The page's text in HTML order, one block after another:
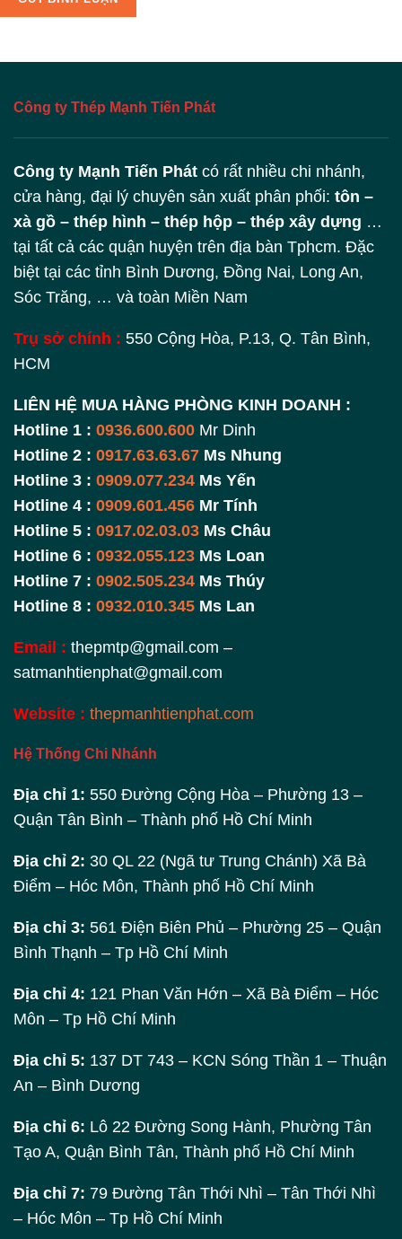
Công ty Thép Mạnh Tiến Phát
Công ty Mạnh Tiến Phát có rất nhiều chi nhánh,
cửa hàng, đại lý chuyên sản xuất phân phối: tôn –
xà gồ – thép hình – thép hộp – thép xây dựng …
tại tất cả các quận huyện trên địa bàn Tphcm. Đặc
biệt tại các tỉnh Bình Dương, Đồng Nai, Long An,
Sóc Trăng, … và toàn Miền Nam
Trụ sở chính : 550 Cộng Hòa, P.13, Q. Tân Bình,
HCM
LIÊN HỆ MUA HÀNG PHÒNG KINH DOANH :
Hotline 1 : 0936.600.600 Mr Dinh
Hotline 2 : 0917.63.63.67 Ms Nhung
Hotline 3 : 0909.077.234 Ms Yến
Hotline 4 : 0909.601.456 Mr Tính
Hotline 5 : 0917.02.03.03 Ms Châu
Hotline 6 : 0932.055.123 Ms Loan
Hotline 7 : 0902.505.234 Ms Thúy
Hotline 8 : 0932.010.345 Ms Lan
Email : thepmtp@gmail.com –
satmanhtienphat@gmail.com
Website : thepmanhtienphat.com
Hệ Thống Chi Nhánh
Địa chỉ 1: 550 Đường Cộng Hòa – Phường 13 –
Quận Tân Bình – Thành phố Hồ Chí Minh
Địa chỉ 2: 30 QL 22 (Ngã tư Trung Chánh) Xã Bà
Điểm – Hóc Môn, Thành phố Hồ Chí Minh
Địa chỉ 3: 561 Điện Biên Phủ – Phường 25 – Quận
Bình Thạnh – Tp Hồ Chí Minh
Địa chỉ 4: 121 Phan Văn Hớn – Xã Bà Điểm – Hóc
Môn – Tp Hồ Chí Minh
Địa chỉ 5: 137 DT 743 – KCN Sóng Thần 1 – Thuận
An – Bình Dương
Địa chỉ 6: Lô 22 Đường Song Hành, Phường Tân
Tạo A, Quận Bình Tân, Thành phố Hồ Chí Minh
Địa chỉ 7: 79 Đường Tân Thới Nhì – Tân Thới Nhì
– Hóc Môn – Tp Hồ Chí Minh